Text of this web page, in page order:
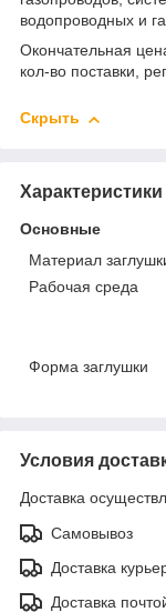
водопроводных и
Окончательная
кол-во поставки,
Скрыть
Характеристики
Основные
Материал
Рабочая среда
Форма заглушки
Условия
Доставка
Самовывоз
Доставка
Доставка